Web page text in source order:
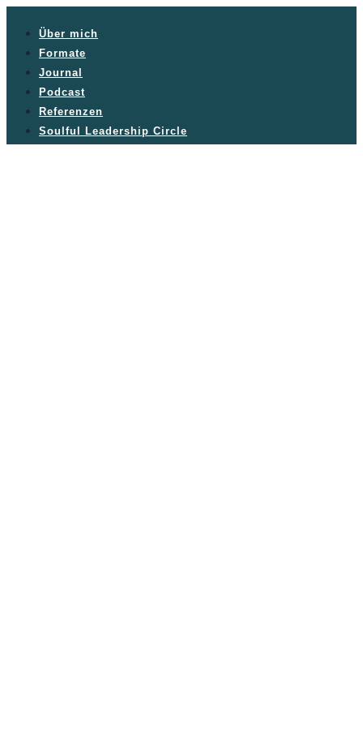
Über mich
Formate
Journal
Podcast
Referenzen
Soulful Leadership Circle